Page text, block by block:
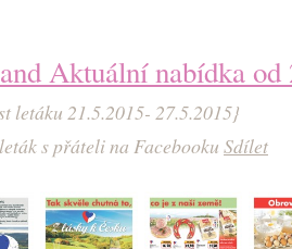
Aktuální nabídka od
letáku 21.5.2015- 27.5.2015}
s přáteli na Facebooku Sdílet